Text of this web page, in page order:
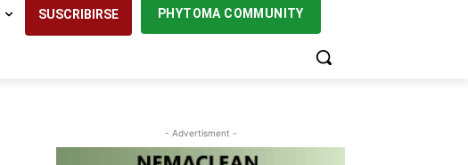
SUSCRIBIRSE PHYTOMA COMMUNITY
- Advertisment -